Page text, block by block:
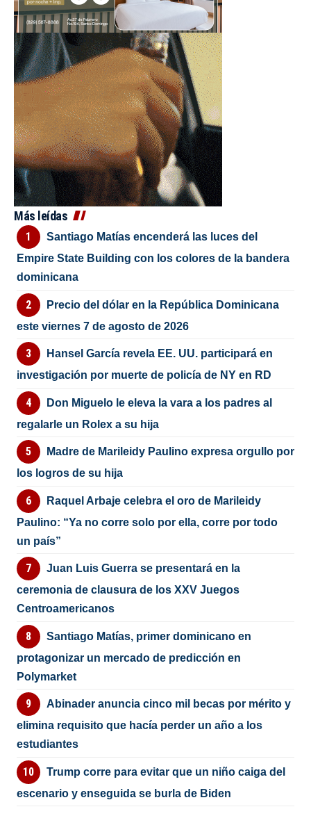
Más leídas
Santiago Matías encenderá las luces del
Empire State Building con los colores de la bandera
dominicana
Precio del dólar en la República Dominicana
este viernes 7 de agosto de 2026
Hansel García revela EE. UU. participará en
investigación por muerte de policía de NY en RD
Don Miguelo le eleva la vara a los padres al
regalarle un Rolex a su hija
Madre de Marileidy Paulino expresa orgullo por
los logros de su hija
Raquel Arbaje celebra el oro de Marileidy
Paulino: “Ya no corre solo por ella, corre por todo
un país”
Juan Luis Guerra se presentará en la
ceremonia de clausura de los XXV Juegos
Centroamericanos
Santiago Matías, primer dominicano en
protagonizar un mercado de predicción en
Polymarket
Abinader anuncia cinco mil becas por mérito y
elimina requisito que hacía perder un año a los
estudiantes
Trump corre para evitar que un niño caiga del
escenario y enseguida se burla de Biden